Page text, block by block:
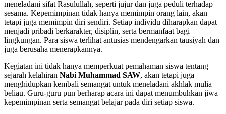
meneladani sifat Rasulullah, seperti jujur dan juga peduli terhadap
sesama. Kepemimpinan tidak hanya memimpin orang lain, akan
tetapi juga memimpin diri sendiri. Setiap individu diharapkan dapat
menjadi pribadi berkarakter, disiplin, serta bermanfaat bagi
lingkungan. Para siswa terlihat antusias mendengarkan tausiyah dan
juga berusaha menerapkannya.
Kegiatan ini tidak hanya memperkuat pemahaman siswa tentang
sejarah kelahiran Nabi Muhammad SAW, akan tetapi juga
menghidupkan kembali semangat untuk meneladani akhlak mulia
beliau. Guru-guru pun berharap acara ini dapat menumbuhkan jiwa
kepemimpinan serta semangat belajar pada diri setiap siswa.